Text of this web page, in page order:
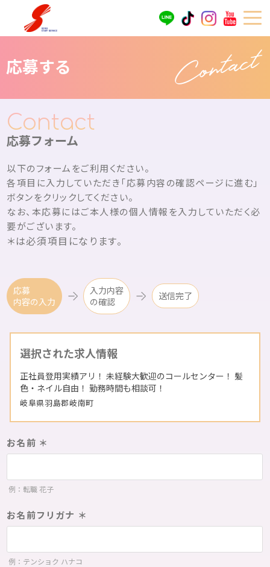
応募する Contact
応募フォーム
以下のフォームをご利用ください。
各項目に入力していただき「応募内容の確認ページに進む」
ボタンをクリックしてください。
なお、本応募にはご本人様の個人情報を入力していただく必
要がございます。
＊は必須項目になります。
応募
内容の入力
入力内容
の確認
送信完了
選択された求人情報
正社員登用実績アリ！ 未経験大歓迎のコールセンター！ 髪
色・ネイル自由！ 勤務時間も相談可！
岐阜県羽島郡岐南町
お名前 ＊
例：転職 花子
お名前フリガナ ＊
例：テンショク ハナコ